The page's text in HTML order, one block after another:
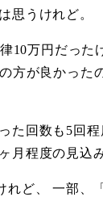
思うけれど。
10万円だっ
が良かっ
回数も5回
程度の見込
ど、 一部